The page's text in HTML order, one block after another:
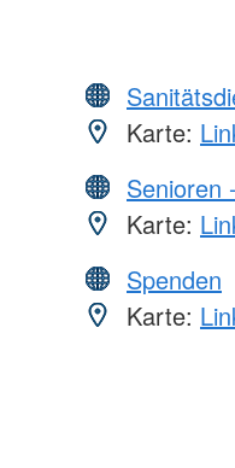
Karte:
Senioren
Karte:
Spenden
Karte: